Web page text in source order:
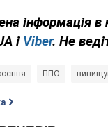
інформація в
і Viber. Не
ППО